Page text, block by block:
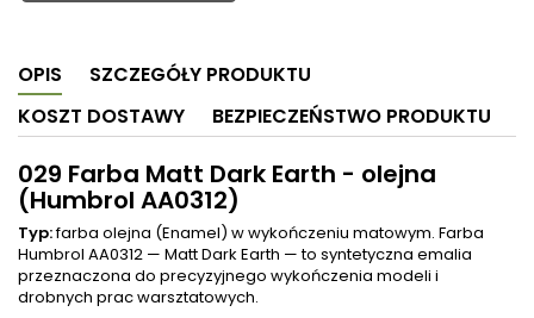
OPIS
SZCZEGÓŁY PRODUKTU
KOSZT DOSTAWY
BEZPIECZEŃSTWO PRODUKTU
029 Farba Matt Dark Earth - olejna
(Humbrol AA0312)
Typ:farba olejna (Enamel) w wykończeniu matowym. Farba
Humbrol AA0312 — Matt Dark Earth — to syntetyczna emalia
przeznaczona do precyzyjnego wykończenia modeli i
drobnych prac warsztatowych.